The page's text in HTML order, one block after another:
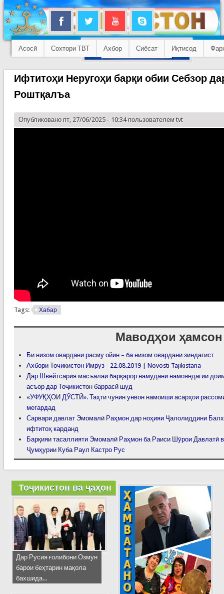
Асосӣ Сохтори ТВТ Ахбор Сиёсат Иқтисод
Ифтитоҳи Неругоҳи барқи обии Себзор
Роштқалъа
Опубликовано пт, 27/06/2025 - 10:34 пользователем tvt
Tags: Хабар
Маводҳои ҳамсон
Би низом овардани расму ойин – ба низом овардани зиндагист
Ахбори Точикистон Имруз - 22.08.2019 | Novosti Tajikistana
Дар Швейтсария масъалаи барқарор намудани намояндагии
асъор дар Тоҷикистон баррасӣ шуд
«УФУҚҲОИ ДӮСТӢ». Таҳти чунин унвон намоиши асарҳои
мегардад
Сарвари давлат Эмомалӣ Раҳмон дар ноҳияи Ҷалолиддини
ифтитоҳ карданд
Барқияи тасаллияти Эмомалӣ Раҳмон ба Раиси Шӯрои Давлатӣ
Ҷумҳурии Куба Раул Кастро Рус
Тоҷикистон ва ҷаҳон
Дар Русия ғолибони Озмун
барои беҳтарин мақола
бахшида...